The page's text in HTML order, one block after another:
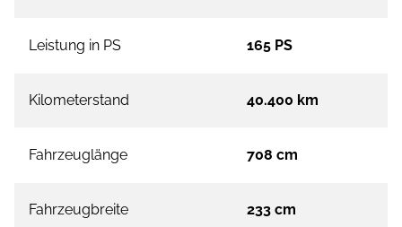
Leistung in PS 165 PS
Kilometerstand 40.400 km
Fahrzeuglänge 708 cm
Fahrzeugbreite 233 cm